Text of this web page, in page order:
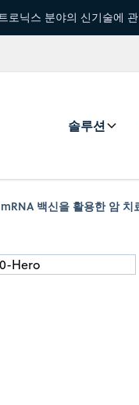
로닉스 분야의 신기술에
솔루션
백신을 활용한 암 치